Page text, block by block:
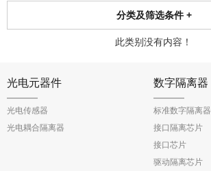
分类及筛选条件 +
此类别没有内容！
光电元器件
光电传感器
光电耦合隔离器
数字隔离器
标准数字隔离器
接口隔离芯片
接口芯片
驱动隔离芯片